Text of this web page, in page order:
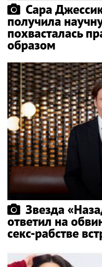
Сара
получила
похвасталась
образом
Звезда
ответил на
секс-рабстве